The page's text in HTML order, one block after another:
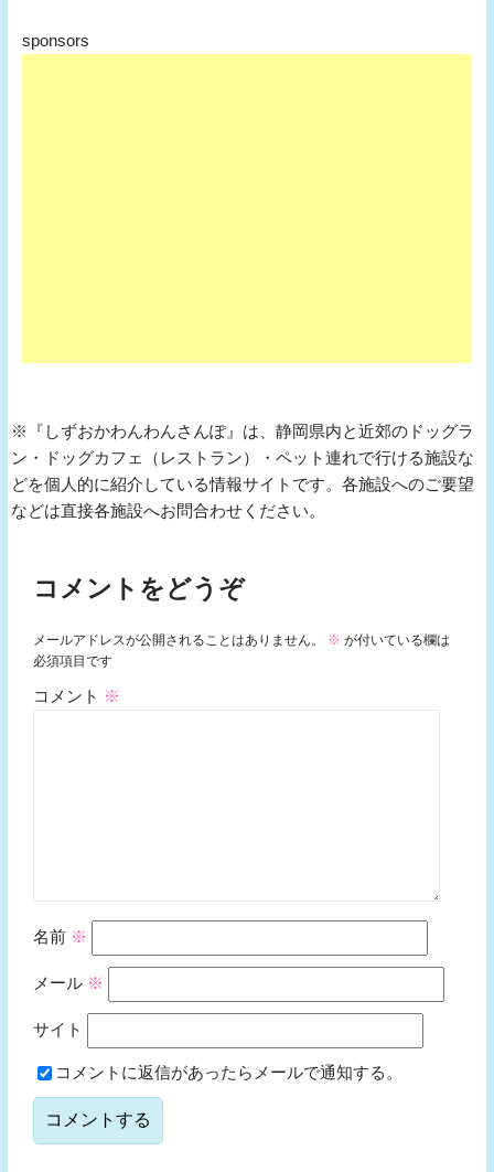
sponsors
※『しずおかわんわんさんぽ』は、静岡県内と近郊のドッグラ
ン・ドッグカフェ（レストラン）・ペット連れで行ける施設な
どを個人的に紹介している情報サイトです。各施設へのご要望
などは直接各施設へお問合わせください。
コメントをどうぞ
メールアドレスが公開されることはありません。 ※ が付いている欄は
必須項目です
コメント ※
名前 ※
メール ※
サイト
コメントに返信があったらメールで通知する。